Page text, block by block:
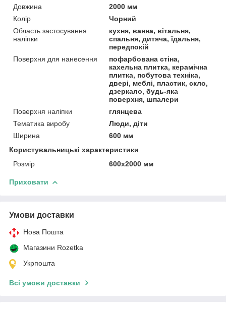
Довжина
2000 мм
Колір
Чорний
Область застосування
наліпки
кухня, ванна, вітальня,
спальня, дитяча, їдальня,
передпокій
Поверхня для нанесення
пофарбована стіна,
кахельна плитка, керамічна
плитка, побутова техніка,
двері, меблі, пластик, скло,
дзеркало, будь-яка
поверхня, шпалери
Поверхня наліпки
глянцева
Тематика виробу
Люди, діти
Ширина
600 мм
Користувальницькі характеристики
Розмір
600х2000 мм
Приховати
Умови доставки
Нова Пошта
Магазини Rozetka
Укрпошта
Всі умови доставки